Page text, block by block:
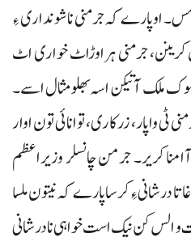
مس۔ اوپارے کہ جرمنی ناشونداری ءِ
جرمنی ہراوڑاٹ خواری اٹ
ملک آتیکن اسہ بھلو مثال اسے۔
ٹی واپار، زرکاری، توانائی تون اوار
کریر۔ جرمن چانسلر وزیراعظم
درشانی ءِ کرسا پارے کہ نیتون ملسا
و الس کن نیک است خواہی نا درشانی